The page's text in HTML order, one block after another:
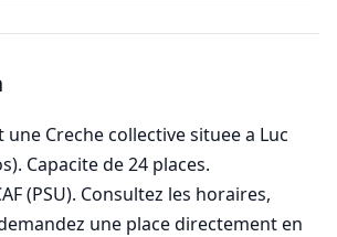
une Creche collective situee a Luc
Capacite de 24 places.
(PSU). Consultez les horaires,
une place directement en